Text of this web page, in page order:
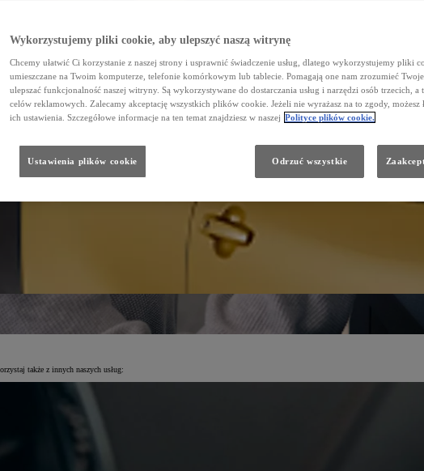
także z innych naszych usług:
Wykorzystujemy pliki cookie, aby ulepszyć naszą witrynę
Chcemy ułatwić Ci korzystanie z naszej strony i usprawnić świadczenie usług, dlatego wykorzystujemy pliki
umieszczane na Twoim komputerze, telefonie komórkowym lub tablecie. Pomagają one nam zrozumieć
ulepszać funkcjonalność naszej witryny. Są wykorzystywane do dostarczania usług i narzędzi osób trzecich, a
celów reklamowych. Zalecamy akceptację wszystkich plików cookie. Jeżeli nie wyrażasz na to zgody, możesz
ich ustawienia. Szczegółowe informacje na ten temat znajdziesz w naszej Polityce plików cookie.
Odrzuć wszystkie
Ustawienia plików cookie